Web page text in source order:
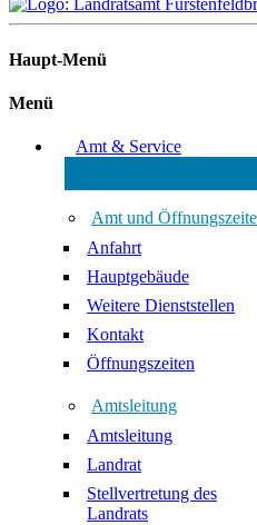
Haupt-Menü
Menü
Amt & Service
Amt und
Anfahrt
Hauptgebäude
Weitere Dienststellen
Kontakt
Öffnungszeiten
Amtsleitung
Amtsleitung
Landrat
Stellvertretung des
Landrats